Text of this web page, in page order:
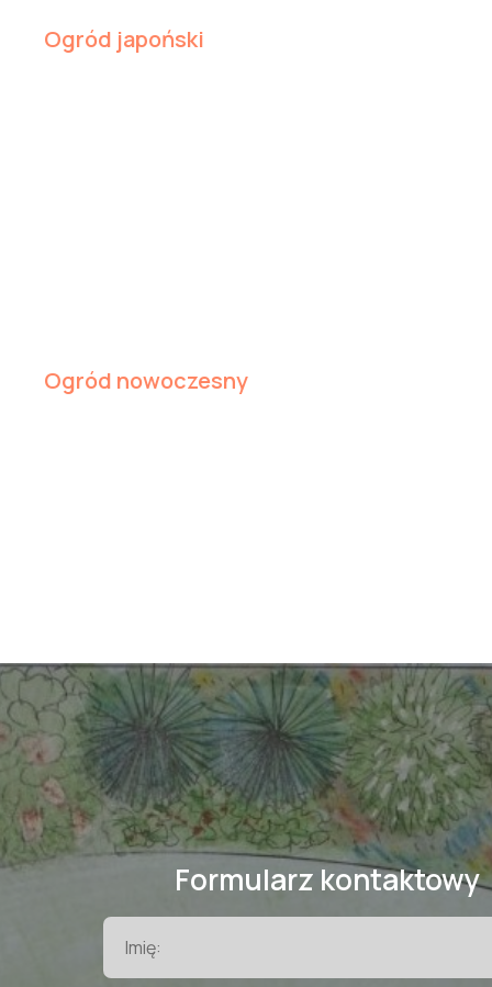
Ogród japoński
Ogród nowoczesny
Formularz kontaktowy